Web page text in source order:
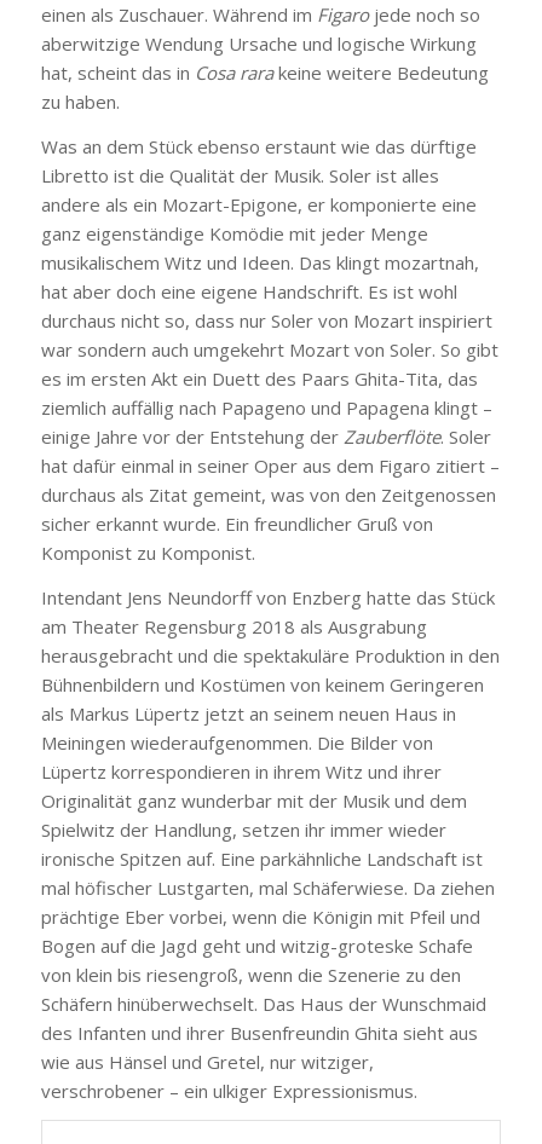
einen als Zuschauer. Während im Figarojede noch so
aberwitzige Wendung Ursache und logische Wirkung
hat, scheint das in Cosa rarakeine weitere Bedeutung
zu haben.
Was an dem Stück ebenso erstaunt wie das dürftige
Libretto ist die Qualität der Musik. Soler ist alles
andere als ein Mozart-Epigone, er komponierte eine
ganz eigenständige Komödie mit jeder Menge
musikalischem Witz und Ideen. Das klingt mozartnah,
hat aber doch eine eigene Handschrift. Es ist wohl
durchaus nicht so, dass nur Soler von Mozart inspiriert
war sondern auch umgekehrt Mozart von Soler. So gibt
es im ersten Akt ein Duett des Paars Ghita-Tita, das
ziemlich auffällig nach Papageno und Papagena klingt –
einige Jahre vor der Entstehung der Zauberflöte. Soler
hat dafür einmal in seiner Oper aus dem Figaro zitiert –
durchaus als Zitat gemeint, was von den Zeitgenossen
sicher erkannt wurde. Ein freundlicher Gruß von
Komponist zu Komponist.
Intendant Jens Neundorff von Enzberg hatte das Stück
am Theater Regensburg 2018 als Ausgrabung
herausgebracht und die spektakuläre Produktion in den
Bühnenbildern und Kostümen von keinem Geringeren
als Markus Lüpertz jetzt an seinem neuen Haus in
Meiningen wiederaufgenommen. Die Bilder von
Lüpertz korrespondieren in ihrem Witz und ihrer
Originalität ganz wunderbar mit der Musik und dem
Spielwitz der Handlung, setzen ihr immer wieder
ironische Spitzen auf. Eine parkähnliche Landschaft ist
mal höfischer Lustgarten, mal Schäferwiese. Da ziehen
prächtige Eber vorbei, wenn die Königin mit Pfeil und
Bogen auf die Jagd geht und witzig-groteske Schafe
von klein bis riesengroß, wenn die Szenerie zu den
Schäfern hinüberwechselt. Das Haus der Wunschmaid
des Infanten und ihrer Busenfreundin Ghita sieht aus
wie aus Hänsel und Gretel, nur witziger,
verschrobener – ein ulkiger Expressionismus.